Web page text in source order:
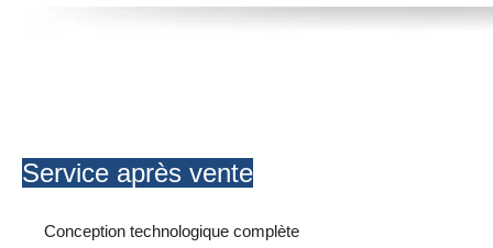
Service après vente
Conception technologique complète